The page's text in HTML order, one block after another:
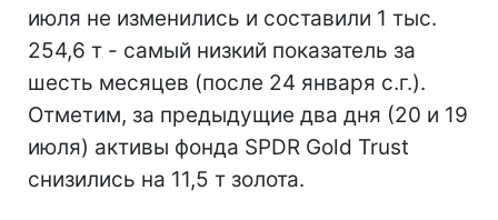
июля не изменились и составили 1 тыс.
254,6 т - самый низкий показатель за
шесть месяцев (после 24 января с.г.).
Отметим, за предыдущие два дня (20 и 19
июля) активы фонда SPDR Gold Trust
снизились на 11,5 т золота.